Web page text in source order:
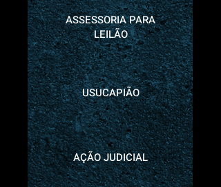
ASSESSORIA PARA
LEILÃO
AÇÃO JUDICIAL
USUCAPIÃO